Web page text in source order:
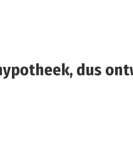
dus